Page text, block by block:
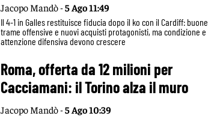
Jacopo Mandò -5 Ago 11:49
Il 4-1 in Galles restituisce fiducia dopo il ko con il Cardiff: buone
trame offensive e nuovi acquisti protagonisti, ma condizione e
attenzione difensiva devono crescere
Roma, offerta da 12 milioni per
Cacciamani: il Torino alza il muro
Jacopo Mandò -5 Ago 10:39